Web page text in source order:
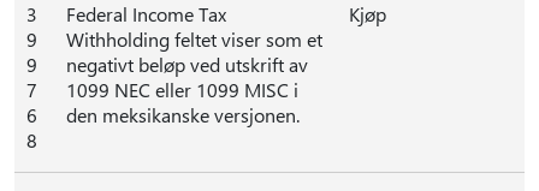
3
9
9
7
6
8
Federal Income Tax
Withholding feltet viser som et
negativt beløp ved utskrift av
1099 NEC eller 1099 MISC i
den meksikanske versjonen.
Kjøp